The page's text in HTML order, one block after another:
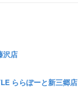
沢店
ららぽーと新三郷店